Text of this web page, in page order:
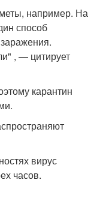
например. На
способ
, — цитирует
карантин
вирус
часов.